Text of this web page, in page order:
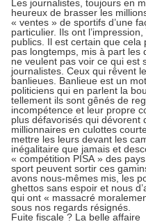
Les journalistes, toujours en
heureux de brasser les
« ventes » de sportifs d’une
particulier. Ils ont
publics. Il est certain que
pas longtemps, mis à part les
ne veulent pas voir ce qui est
journalistes. Ceux qui rêvent
banlieues. Banlieue est un
politiciens qui en parlent la
tellement ils sont gênés de
incompétence et leur propre
plus défavorisés qui dévorent
millionnaires en culottes
mettre les leurs devant les
inégalitaire que jamais et
« compétition PISA » des
sport peuvent sortir ces
avons nous-mêmes mis, les
ghettos sans espoir et nous
qui ont « massacré
sous nos regards résignés.
Fuite fiscale ? La belle affaire